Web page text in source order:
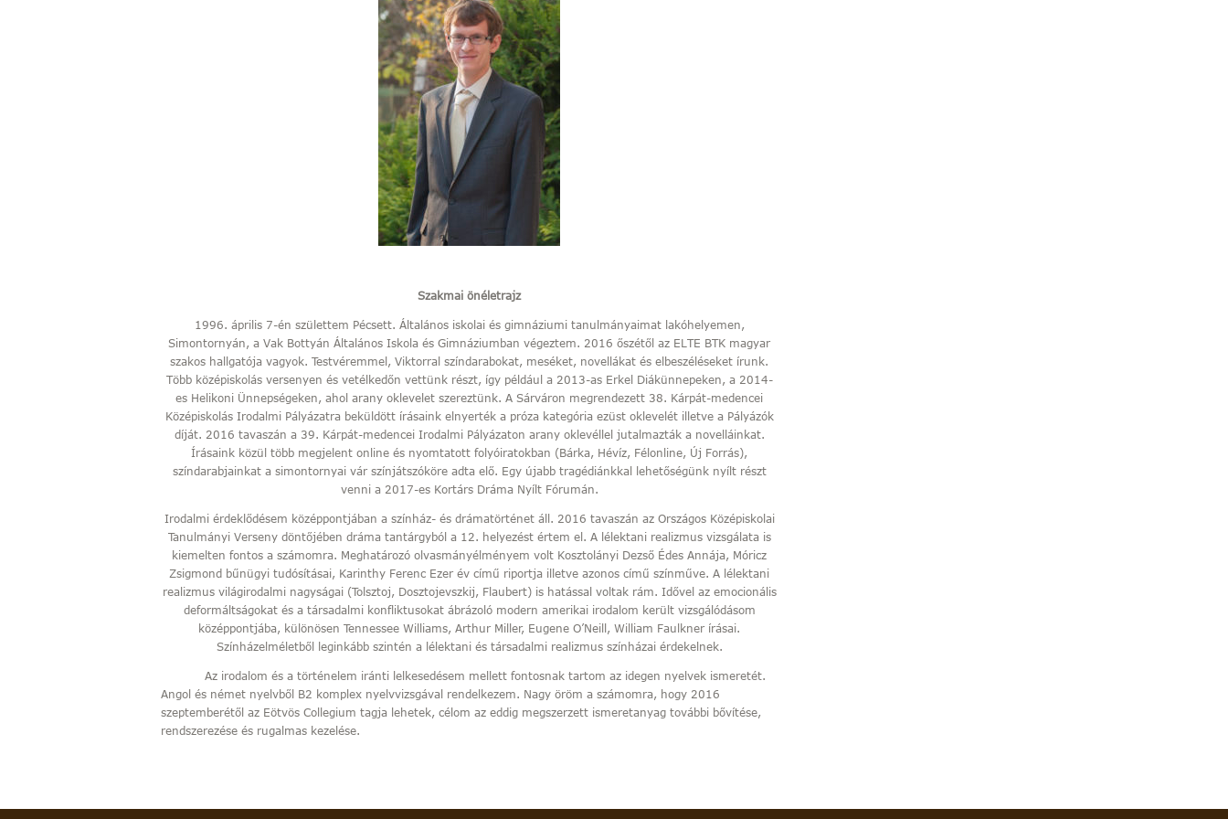
Szakmai önéletrajz
1996. április 7-én születtem Pécsett. Általános iskolai és gimnáziumi tanulmányaimat lakóhelyemen,
Simontornyán, a Vak Bottyán Általános Iskola és Gimnáziumban végeztem. 2016 őszétől az ELTE BTK magyar
szakos hallgatója vagyok. Testvéremmel, Viktorral színdarabokat, meséket, novellákat és elbeszéléseket írunk.
Több középiskolás versenyen és vetélkedőn vettünk részt, így például a 2013-as Erkel Diákünnepeken, a 2014-
es Helikoni Ünnepségeken, ahol arany oklevelet szereztünk. A Sárváron megrendezett 38. Kárpát-medencei
Középiskolás Irodalmi Pályázatra beküldött írásaink elnyerték a próza kategória ezüst oklevelét illetve a Pályázók
díját. 2016 tavaszán a 39. Kárpát-medencei Irodalmi Pályázaton arany oklevéllel jutalmazták a novelláinkat.
Írásaink közül több megjelent online és nyomtatott folyóiratokban (Bárka, Hévíz, Félonline, Új Forrás),
színdarabjainkat a simontornyai vár színjátszóköre adta elő. Egy újabb tragédiánkkal lehetőségünk nyílt részt
venni a 2017-es Kortárs Dráma Nyílt Fórumán.
Irodalmi érdeklődésem középpontjában a színház- és drámatörténet áll. 2016 tavaszán az Országos Középiskolai
Tanulmányi Verseny döntőjében dráma tantárgyból a 12. helyezést értem el. A lélektani realizmus vizsgálata is
kiemelten fontos a számomra. Meghatározó olvasmányélményem volt Kosztolányi Dezső Édes Annája, Móricz
Zsigmond bűnügyi tudósításai, Karinthy Ferenc Ezer év című riportja illetve azonos című színműve. A lélektani
realizmus világirodalmi nagyságai (Tolsztoj, Dosztojevszkij, Flaubert) is hatással voltak rám. Idővel az emocionális
deformáltságokat és a társadalmi konfliktusokat ábrázoló modern amerikai irodalom került vizsgálódásom
középpontjába, különösen Tennessee Williams, Arthur Miller, Eugene O’Neill, William Faulkner írásai.
Színházelméletből leginkább szintén a lélektani és társadalmi realizmus színházai érdekelnek.
Az irodalom és a történelem iránti lelkesedésem mellett fontosnak tartom az idegen nyelvek ismeretét.
Angol és német nyelvből B2 komplex nyelvvizsgával rendelkezem. Nagy öröm a számomra, hogy 2016
szeptemberétől az Eötvös Collegium tagja lehetek, célom az eddig megszerzett ismeretanyag további bővítése,
rendszerezése és rugalmas kezelése.